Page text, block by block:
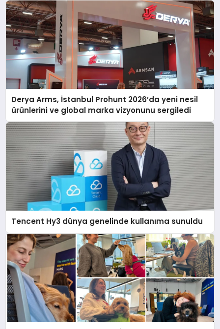
Derya Arms, İstanbul Prohunt 2026’da yeni nesil
ürünlerini ve global marka vizyonunu sergiledi
Tencent Hy3 dünya genelinde kullanıma sunuldu